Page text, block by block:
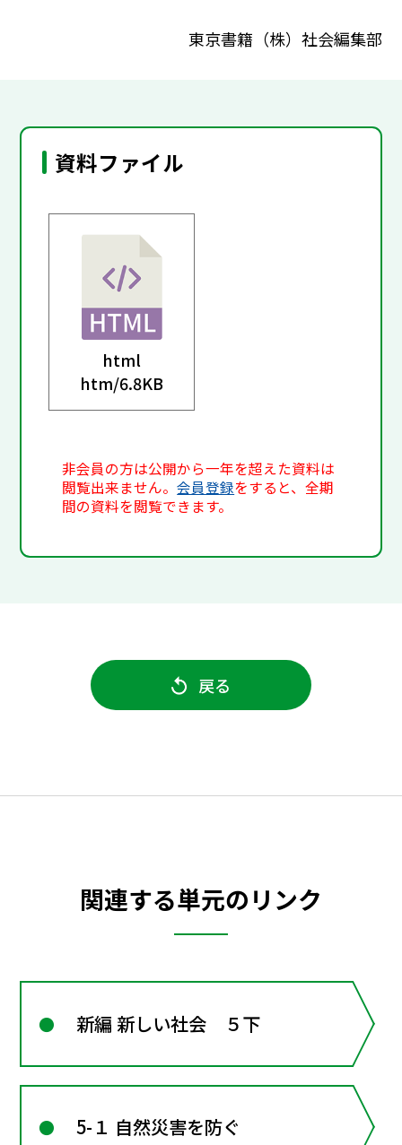
東京書籍（株）社会編集部
資料ファイル
html
htm/6.8KB
非会員の方は公開から一年を超えた資料は
閲覧出来ません。会員登録をすると、全期
間の資料を閲覧できます。
戻る
関連する単元のリンク
新編 新しい社会 ５下
5-１ 自然災害を防ぐ